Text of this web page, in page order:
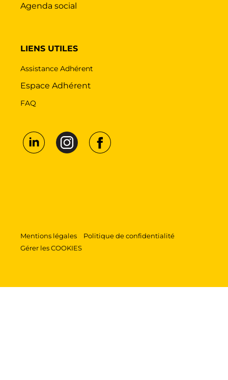
Agenda social
LIENS UTILES
Assistance Adhérent
Espace Adhérent
FAQ
Mentions légales
Politique de confidentialité
Gérer les COOKIES